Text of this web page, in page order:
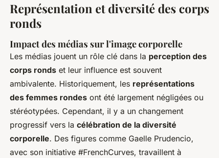
Représentation et diversité des corps
ronds
Impact des médias sur l'image corporelle
Les médias jouent un rôle clé dans la perception des
corps ronds et leur influence est souvent
ambivalente. Historiquement, les représentations
des femmes rondes ont été largement négligées ou
stéréotypées. Cependant, il y a un changement
progressif vers la célébration de la diversité
corporelle. Des figures comme Gaelle Prudencio,
avec son initiative #FrenchCurves, travaillent à